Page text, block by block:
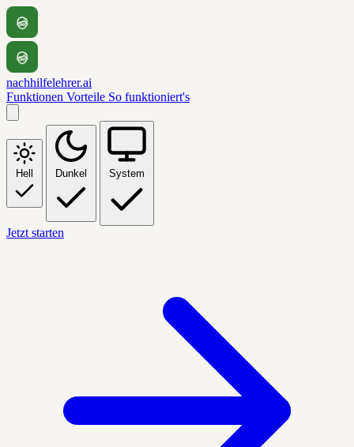
nachhilfelehrer.ai
Funktionen Vorteile So funktioniert's
Hell Dunkel System
Jetzt starten